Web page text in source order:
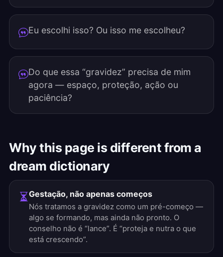
Eu escolhi isso? Ou isso me escolheu?
Do que essa “gravidez” precisa de mim
agora — espaço, proteção, ação ou
paciência?
Why this page is different from a
dream dictionary
Gestação, não apenas começos
Nós tratamos a gravidez como um pré-começo —
algo se formando, mas ainda não pronto. O
conselho não é “lance”. É “proteja e nutra o que
está crescendo”.